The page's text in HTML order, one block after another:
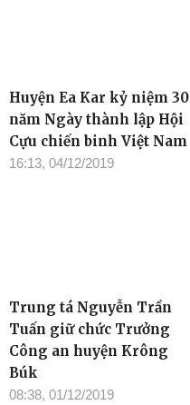
Huyện Ea Kar kỷ niệm 30
năm Ngày thành lập Hội
Cựu chiến binh Việt Nam
16:13, 04/12/2019
Trung tá Nguyễn Trần
Tuấn giữ chức Trưởng
Công an huyện Krông
Búk
08:38, 01/12/2019